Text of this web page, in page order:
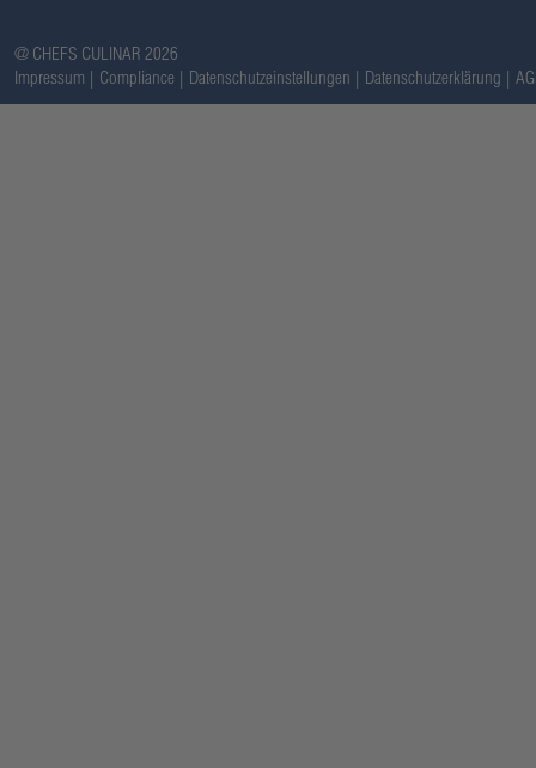
@ CHEFS CULINAR 2026
Impressum
Compliance Datenschutzeinstellungen Datenschutzerklärung